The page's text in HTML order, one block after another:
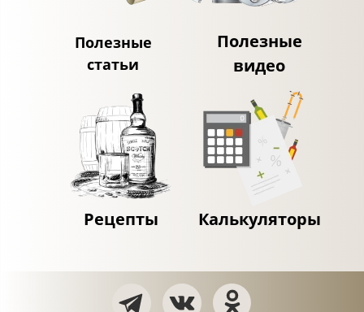
Полезные
статьи
Полезные
видео
Рецепты Калькуляторы